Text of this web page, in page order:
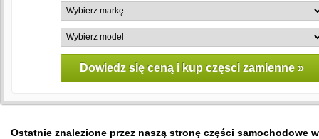
Ostatnie znalezione przez naszą stronę części samochodowe